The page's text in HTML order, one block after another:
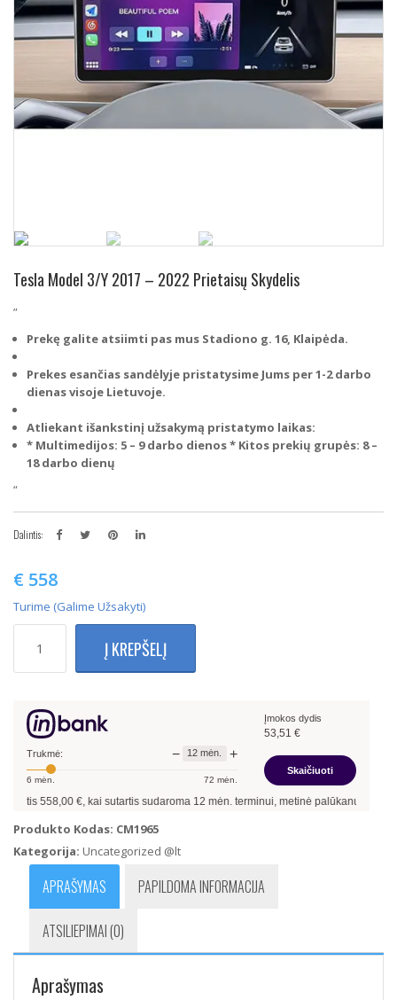
Tesla Model 3/Y 2017 – 2022 Prietaisų Skydelis
”
Prekę galite atsiimti pas mus Stadiono g. 16, Klaipėda.
Prekes esančias sandėlyje pristatysime Jums per 1-2 darbo
dienas visoje Lietuvoje.
Atliekant išankstinį užsakymą pristatymo laikas:
* Multimedijos: 5 – 9 darbo dienos* Kitos prekių grupės: 8 –
18 darbo dienų
“
Dalintis:
€ 558
Turime (galime Užsakyti)
kiekis:
2017
2022
Prietaisų
Į KREPŠELĮ
Trukmė: − 12 mėn. +
6 mėn. 72 mėn.
Įmokos dydis
53,51 €
Skaičiuoti
558,00€, kai sutartis sudaroma12mėn. terminui, metinė palūkanų norma –
Produkto Kodas: CM1965
Kategorija: Uncategorized @lt
APRAŠYMAS PAPILDOMA INFORMACIJA
ATSILIEPIMAI (0)
Aprašymas